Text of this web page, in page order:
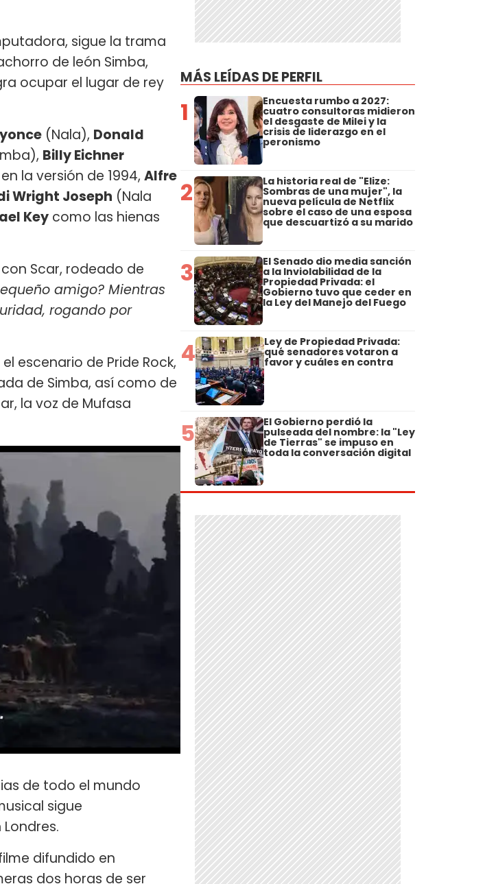
sigue la trama
de león Simba,
ocupar el lugar de rey
(Nala), Donald
Billy Eichner
la versión de 1994, Alfre
Wright Joseph (Nala
Key como las hienas
Scar, rodeado de
amigo? Mientras
rogando por
escenario de Pride Rock,
de Simba, así como de
la voz de Mufasa
de todo el mundo
sigue
difundido en
dos horas de ser
MÁS LEÍDAS DE PERFIL
1 Encuesta rumbo a 2027:
cuatro consultoras midieron
el desgaste de Milei y la
crisis de liderazgo en el
peronismo
2 La historia real de "Elize:
Sombras de una mujer", la
nueva película de Netflix
sobre el caso de una esposa
que descuartizó a su marido
3 El Senado dio media sanción
a la Inviolabilidad de la
Propiedad Privada: el
Gobierno tuvo que ceder en
la Ley del Manejo del Fuego
4 Ley de Propiedad Privada:
qué senadores votaron a
favor y cuáles en contra
5 El Gobierno perdió la
pulseada del nombre: la "Ley
de Tierras" se impuso en
toda la conversación digital